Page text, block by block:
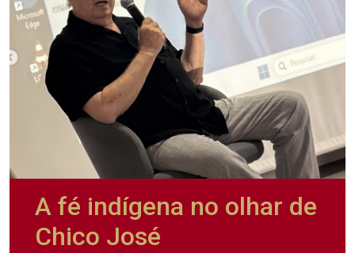
A fé indígena no olhar de
Chico José